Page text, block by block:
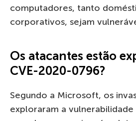
computadores, tanto
corporativos, sejam
Os atacantes estão
CVE-2020-0796?
Segundo a Microsoft, os
exploraram a vulnerabilidade